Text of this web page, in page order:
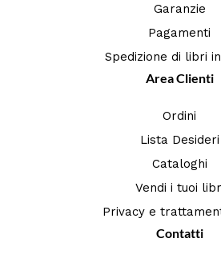
Garanzie
Pagamenti
Spedizione di libri
Area Clienti
Ordini
Lista Desideri
Cataloghi
Vendi i tuoi
Privacy e
Contatti